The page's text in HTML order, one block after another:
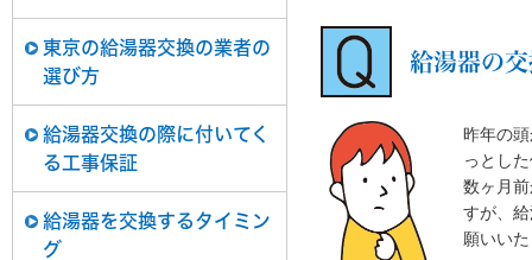
東京の給湯器交換の業者の
選び方
給湯器交換の際に付いてく
る工事保証
給湯器を交換するタイミン
グ
給湯器の
昨年の
っとし
数ヶ月
すが、
願いい